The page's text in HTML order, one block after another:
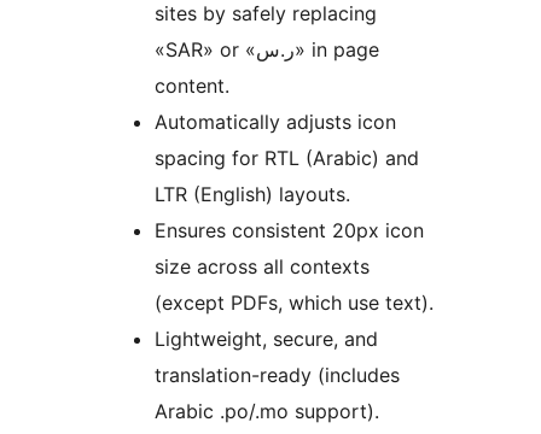
sites by safely replacing
«SAR» or «ر.س» in page
content.
Automatically adjusts icon
spacing for RTL (Arabic) and
LTR (English) layouts.
Ensures consistent 20px icon
size across all contexts
(except PDFs, which use text).
Lightweight, secure, and
translation-ready (includes
Arabic .po/.mo support).